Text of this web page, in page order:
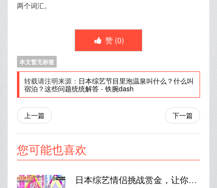
两个词汇。
赞 (0)
本文暂无标签
转载请注明来源： 日本综艺节目里泡温泉叫什么？什么叫
宿泊？这些问题统统解答 - 铁腕dash
上一篇 下一篇
您可能也喜欢
日本综艺情侣挑战赏金，让你爱上这个甜蜜又考验的游戏。